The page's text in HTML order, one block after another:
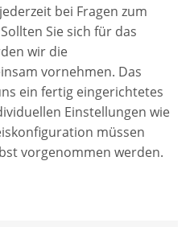
bei Fragen zum
Sie sich für das
wir die
vornehmen. Das
ein fertig eingerichtetes
Einstellungen wie
müssen
vorgenommen werden.